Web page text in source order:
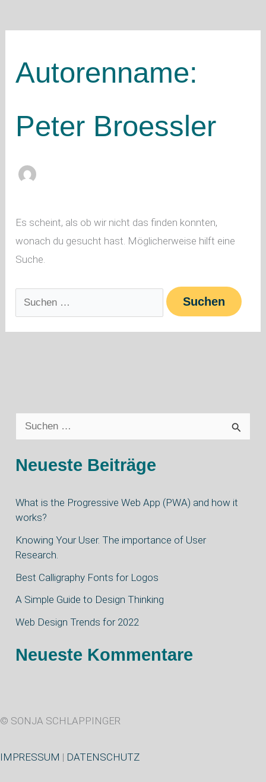
Autorenname:
Peter Broessler
Es scheint, als ob wir nicht das finden konnten,
wonach du gesucht hast. Möglicherweise hilft eine
Suche.
c
n
a
Neueste Beiträge
What is the Progressive Web App (PWA) and how it
works?
Knowing Your User. The importance of User
Research.
Best Calligraphy Fonts for Logos
A Simple Guide to Design Thinking
Web Design Trends for 2022
Neueste Kommentare
© SONJA SCHLAPPINGER
IMPRESSUM | DATENSCHUTZ